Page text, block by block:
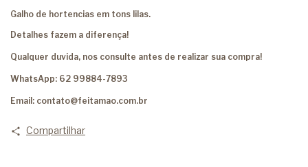
Galho de hortencias em tons lilas.
Detalhes fazem a diferença!
Qualquer duvida, nos consulte antes de realizar sua compra!
WhatsApp: 62 99884-7893
Email: contato@feitamao.com.br
Compartilhar